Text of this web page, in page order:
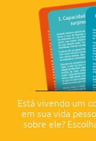
Está vivendo um
em sua vida
sobre ele?